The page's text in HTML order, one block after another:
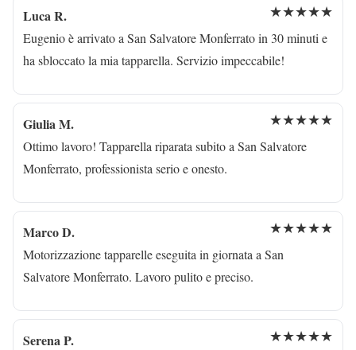
Luca R. ★★★★★
Eugenio è arrivato a San Salvatore Monferrato in 30 minuti e
ha sbloccato la mia tapparella. Servizio impeccabile!
Giulia M. ★★★★★
Ottimo lavoro! Tapparella riparata subito a San Salvatore
Monferrato, professionista serio e onesto.
Marco D. ★★★★★
Motorizzazione tapparelle eseguita in giornata a San
Salvatore Monferrato. Lavoro pulito e preciso.
Serena P. ★★★★★